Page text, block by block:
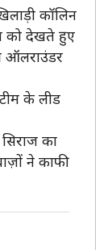
कॉलिन
को देखते हुए
ऑलराउंडर
के लीड
का
ने काफी